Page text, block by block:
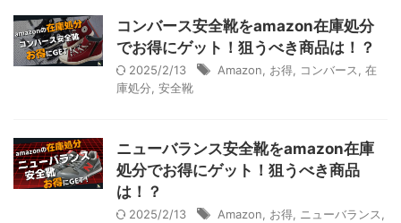
コンバース安全靴をamazon在庫処分
でお得にゲット！狙うべき商品は！？
2025/2/13 Amazon, お得, コンバース, 在
庫処分, 安全靴
ニューバランス安全靴をamazon在庫
処分でお得にゲット！狙うべき商品
は！？
2025/2/13 Amazon, お得, ニューバランス,